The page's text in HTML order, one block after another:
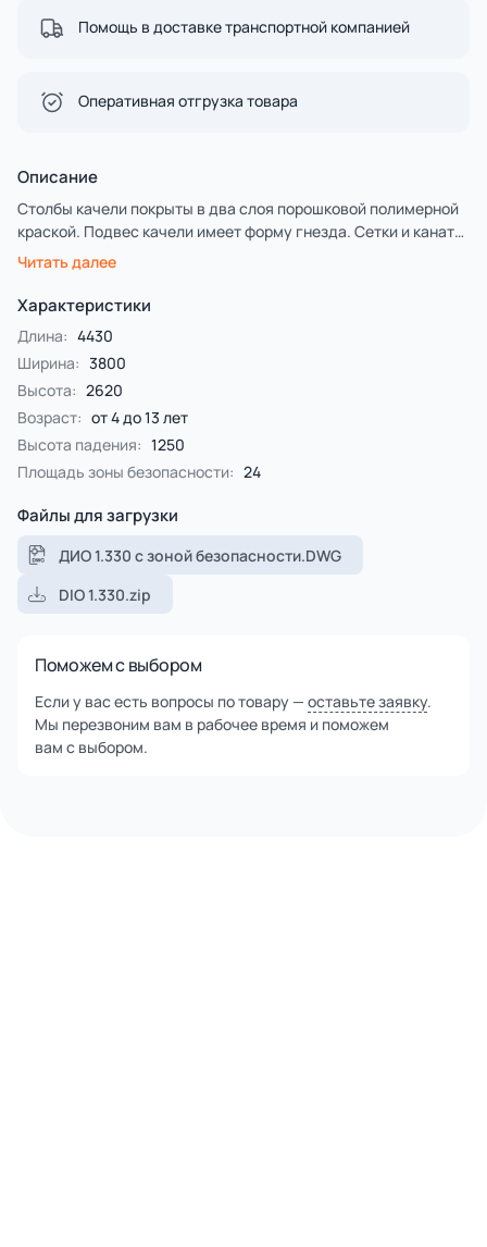
Помощь в доставке транспортной компанией
Оперативная отгрузка товара
Описание
Столбы качели покрыты в два слоя порошковой полимерной
краской. Подвес качели имеет форму гнезда. Сетки и канаты
изготовлены из многожильного армированного
Особая конструкция качели позволяет пользователю сидя
в двух плоскостях, вращаясь при этом вокруг своей оси.
Читать далее
Характеристики
Длина: 4430
Ширина: 3800
Высота: 2620
Возраст: от 4 до 13 лет
Высота падения: 1250
Площадь зоны безопасности: 24
Файлы для загрузки
ДИО 1.330 с зоной безопасности.DWG
DIO 1.330.zip
Поможем с выбором
Если у вас есть вопросы по товару — оставьте заявку.
Мы перезвоним вам в рабочее время и поможем
вам с выбором.